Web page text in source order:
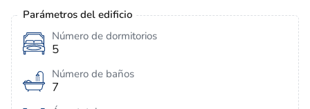
Parámetros del edificio
Número de dormitorios
5
Número de baños
7